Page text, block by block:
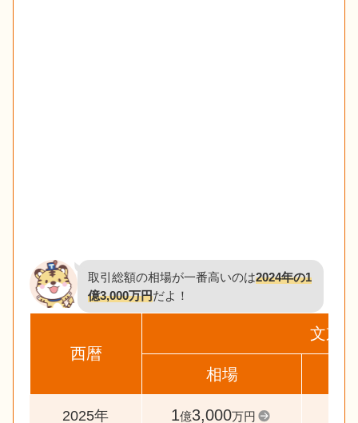
取引総額の相場が一番高いのは2024年の1
億3,000万円だよ！
西暦
文京区
相場
2025年 1億3,000万円